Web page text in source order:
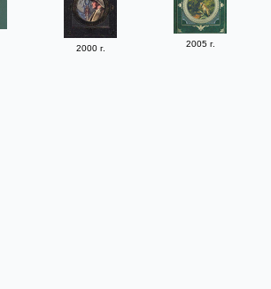
2000 г.
2005 г.